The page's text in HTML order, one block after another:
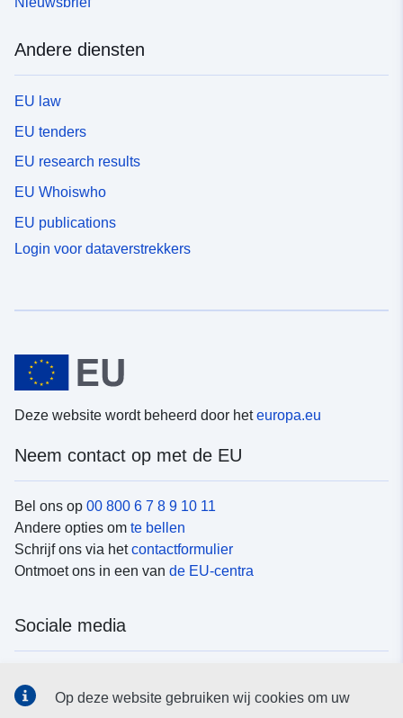
Andere diensten
EU law
EU tenders
EU research results
EU Whoiswho
EU publications
Login voor dataverstrekkers
Deze website wordt beheerd door heteuropa.eu
Neem contact op met de EU
Bel ons op 00 800 6 7 8 9 10 11
Andere opties om te bellen
Schrijf ons via hetcontactformulier
Ontmoet ons in een van de EU-centra
Sociale media
Op deze website gebruiken wij cookies om uw